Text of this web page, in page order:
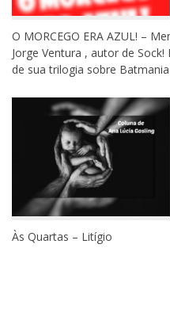
O MORCEGO ERA AZUL! –
Jorge Ventura , autor de
de sua trilogia sobre Batmania
Às Quartas – Litígio